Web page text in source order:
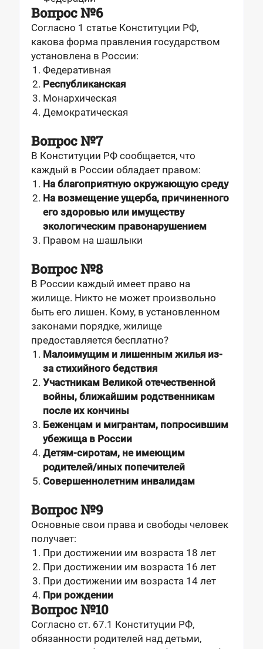
Вопрос №6
Согласно 1 статье Конституции РФ,
какова форма правления государством
установлена в России:
Федеративная
Республиканская
Монархическая
Демократическая
Вопрос №7
В Конституции РФ сообщается, что
каждый в России обладает правом:
На благоприятную окружающую среду
На возмещение ущерба, причиненного
его здоровью или имуществу
экологическим правонарушением
Правом на шашлыки
Вопрос №8
В России каждый имеет право на
жилище. Никто не может произвольно
быть его лишен. Кому, в установленном
законами порядке, жилище
предоставляется бесплатно?
Малоимущим и лишенным жилья из-
за стихийного бедствия
Участникам Великой отечественной
войны, ближайшим родственникам
после их кончины
Беженцам и мигрантам, попросившим
убежища в России
Детям-сиротам, не имеющим
родителей/иных попечителей
Совершеннолетним инвалидам
Вопрос №9
Основные свои права и свободы человек
получает:
При достижении им возраста 18 лет
При достижении им возраста 16 лет
При достижении им возраста 14 лет
При рождении
Вопрос №10
Согласно ст. 67.1 Конституции РФ,
обязанности родителей над детьми,